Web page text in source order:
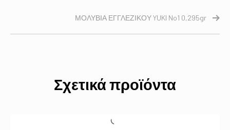
ΜΟΛΥΒΙΑ ΕΓΓΛΕΖΙΚΟΥ YUKI No1 0,295gr
Σχετικά προϊόντα